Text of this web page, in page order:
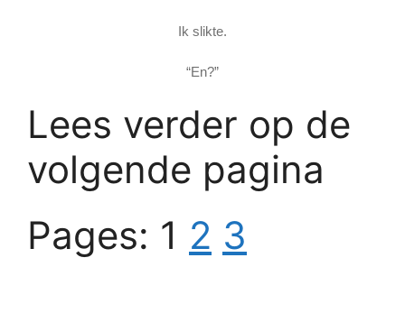
Ik slikte.
“En?”
Lees verder op de
volgende pagina
Pages: 1 2 3